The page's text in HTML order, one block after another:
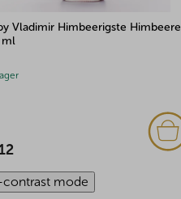
Vladimir Himbeerigste Himbeere
mode